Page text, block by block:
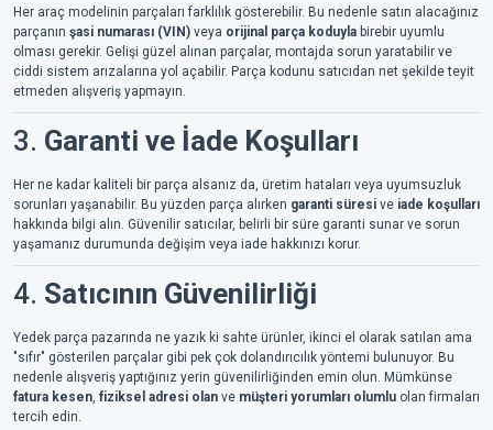
Her araç modelinin parçaları farklılık gösterebilir. Bu nedenle satın alacağınız
parçanın şasi numarası (VIN) veya orijinal parça koduyla birebir uyumlu
olması gerekir. Gelişi güzel alınan parçalar, montajda sorun yaratabilir ve
ciddi sistem arızalarına yol açabilir. Parça kodunu satıcıdan net şekilde teyit
etmeden alışveriş yapmayın.
3. Garanti ve İade Koşulları
Her ne kadar kaliteli bir parça alsanız da, üretim hataları veya uyumsuzluk
sorunları yaşanabilir. Bu yüzden parça alırken garanti süresi ve iade koşulları
hakkında bilgi alın. Güvenilir satıcılar, belirli bir süre garanti sunar ve sorun
yaşamanız durumunda değişim veya iade hakkınızı korur.
4. Satıcının Güvenilirliği
Yedek parça pazarında ne yazık ki sahte ürünler, ikinci el olarak satılan ama
"sıfır" gösterilen parçalar gibi pek çok dolandırıcılık yöntemi bulunuyor. Bu
nedenle alışveriş yaptığınız yerin güvenilirliğinden emin olun. Mümkünse
fatura kesen, fiziksel adresi olan ve müşteri yorumları olumlu olan firmaları
tercih edin.